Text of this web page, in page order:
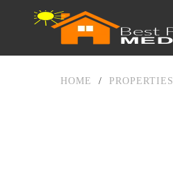
HOME / PROPERTIES